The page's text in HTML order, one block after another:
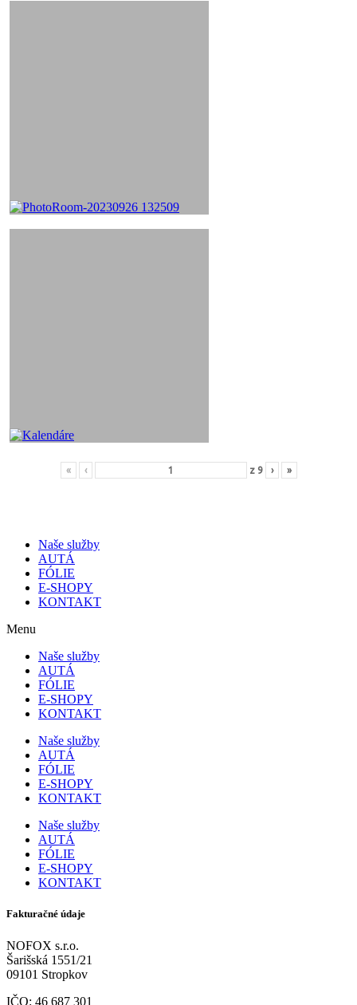
« ‹ z 9 › »
Naše služby
AUTÁ
FÓLIE
E-SHOPY
KONTAKT
Menu
Naše služby
AUTÁ
FÓLIE
E-SHOPY
KONTAKT
Naše služby
AUTÁ
FÓLIE
E-SHOPY
KONTAKT
Naše služby
AUTÁ
FÓLIE
E-SHOPY
KONTAKT
Fakturačné údaje
NOFOX s.r.o.
Šarišská 1551/21
09101 Stropkov
IČO: 46 687 301